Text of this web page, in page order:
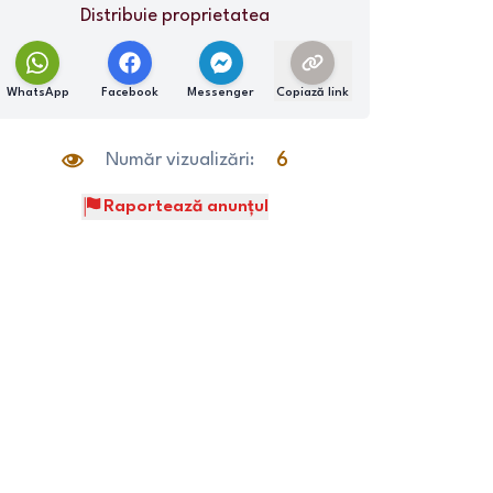
Distribuie proprietatea
WhatsApp Facebook Messenger Copiază link
Număr vizualizări: 6
Raportează anunțul